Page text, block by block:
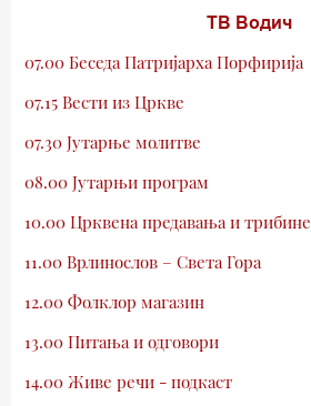
ТВ Водич
07.00 Беседа Патријарха Порфирија
07.15 Вести из Цркве
07.30 Јутарње молитве
08.00 Јутарњи програм
10.00 Црквена предавања и трибине
11.00 Врлинослов – Света Гора
12.00 Фолклор магазин
13.00 Питања и одговори
14.00 Живе речи - подкаст